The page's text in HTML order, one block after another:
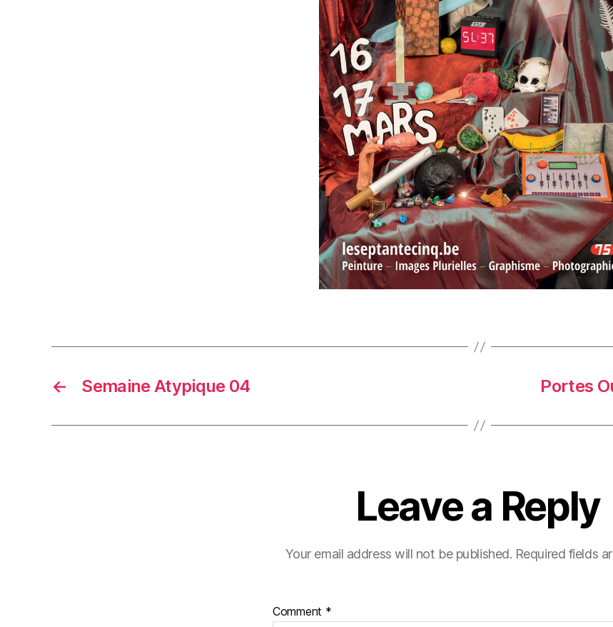
← Semaine Atypique 04 Portes
Leave a Reply
Your email address will not be published. Required fields
Comment *